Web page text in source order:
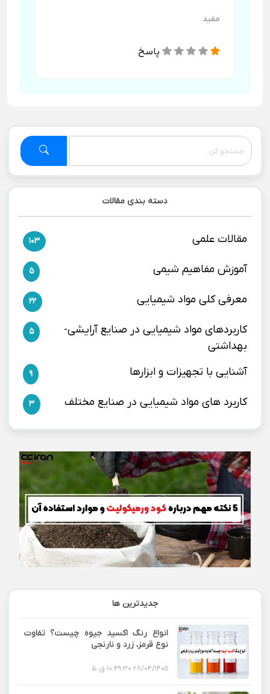
دسته بندی مقالات
مقالات علمی 103
آموزش مفاهیم شیمی 5
معرفی کلی مواد شیمیایی 22
کاربردهای مواد شیمیایی در صنایع آرایشی-
بهداشتی
5
آشنایی با تجهیزات و ابزارها 9
کاربرد های مواد شیمیایی در صنایع مختلف 3
جدیدترین ها
انواع رنگ اکسید جیوه چیست؟ تفاوت
نوع قرمز، زرد و نارنجی
28/04/1405 10:49:30 ق.ظ
مفید
پاسخ